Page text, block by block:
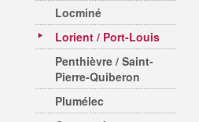
Locminé
Lorient / Port-Louis
Penthièvre / Saint-
Pierre-Quiberon
Plumélec